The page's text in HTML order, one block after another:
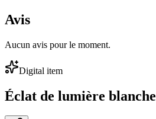
Avis
Aucun avis pour le moment.
Digital item
Éclat de lumière blanche